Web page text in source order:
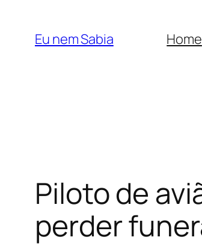
Eu nem Sabia Home
Piloto de
perder